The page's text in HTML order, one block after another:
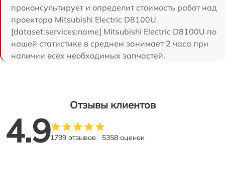
проконсультирует и определит стоимость работ над
проектора Mitsubishi Electric D8100U.
[dataset:services:name] Mitsubishi Electric D8100U по
нашей статистике в среднем занимает 2 часа при
наличии всех необходимых запчастей.
Отзывы клиентов
4.91799 отзывов 5358 оценок